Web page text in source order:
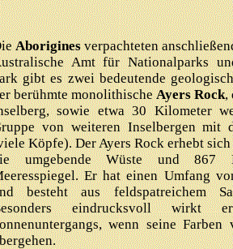
Aboriginesverpachteten
Amt für Nationalparks
gibt es zwei bedeutende
berühmte monolithischeAyers Rock,
sowie etwa 30 Kilometer
von weiteren Inselbergen mit
Köpfe). Der Ayers Rock erhebt
umgebende Wüste und 867
Er hat einen Umfang
besteht aus feldspatreichem
eindrucksvoll wirkt
wenn seine